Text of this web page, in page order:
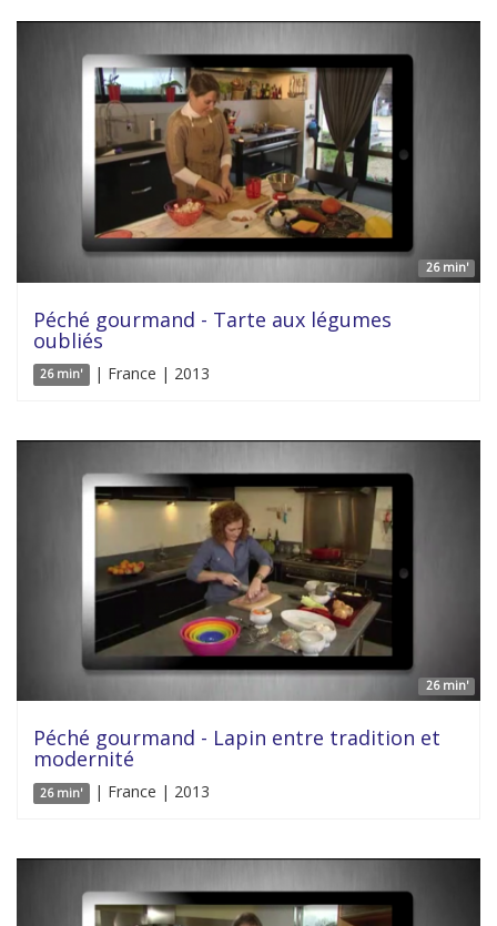
26 min'
Péché gourmand - Tarte aux légumes
oubliés
26 min' | France | 2013
26 min'
Péché gourmand - Lapin entre tradition et
modernité
26 min' | France | 2013